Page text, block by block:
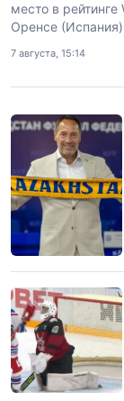
место в
Оренсе
7 августа, 15:14